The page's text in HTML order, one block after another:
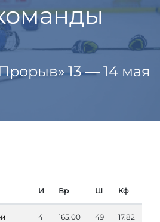
13 — 14 мая
И Вр Ш Кф
4 165.00 49 17.82